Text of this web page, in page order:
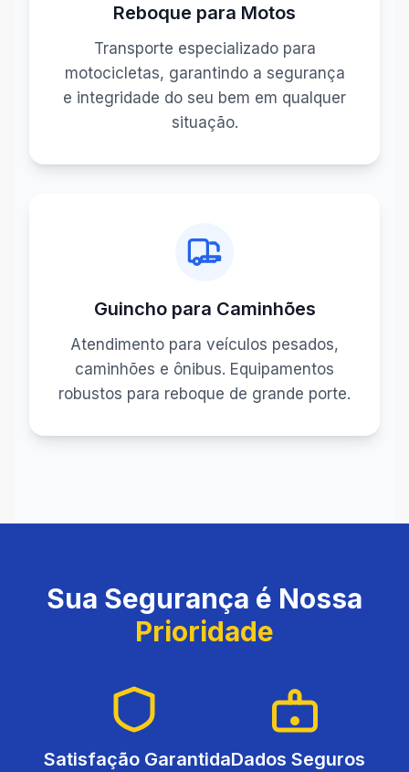
Reboque para Motos
Transporte especializado para
motocicletas, garantindo a segurança
e integridade do seu bem em qualquer
situação.
Guincho para Caminhões
Atendimento para veículos pesados,
caminhões e ônibus. Equipamentos
robustos para reboque de grande porte.
Sua Segurança é Nossa
Prioridade
Satisfação GarantidaDados Seguros